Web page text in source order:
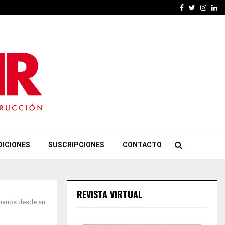
Facebook
Twitter
SUSCRIPCIONES CONTACTO
desde su
REVISTA VIRTUAL